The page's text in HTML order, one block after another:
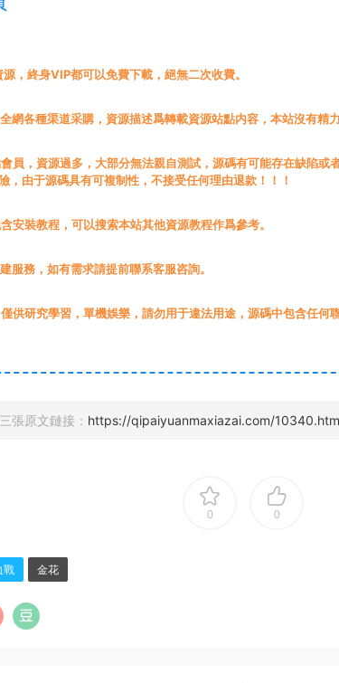
，終身VIP都可以免費下載，絕無二次收費。
網各種渠道采購，資源描述爲轉載資源站點内容，本站沒有精
員，資源過多，大部分無法親自測試，源碼有可能存在缺陷或
，由于源碼具有可複制性，不接受任何理由退款！！！
安裝教程，可以搜索本站其他資源教程作爲參考。
服務，如有需求請提前聯系客服咨詢。
供研究學習，單機娛樂，請勿用于違法用途，源碼中包含任何
張原文鏈接： https://qipaiyuanmaxiazai.com/
0 0
戰 金花